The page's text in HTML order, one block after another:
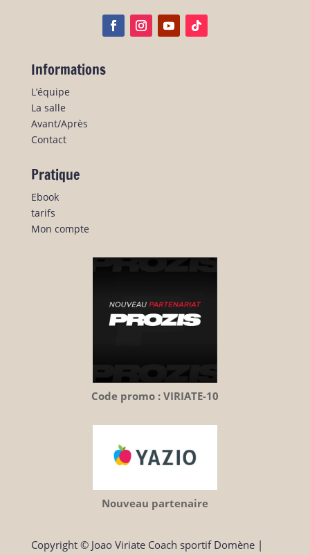
Informations
L’équipe
La salle
Avant/Après
Contact
Pratique
Ebook
tarifs
Mon compte
Code promo : VIRIATE-10
Nouveau partenaire
Copyright © Joao Viriate Coach sportif Domène |